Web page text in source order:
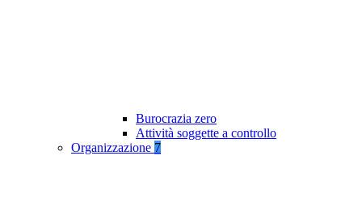
Burocrazia zero
Attività soggette a controllo
Organizzazione 7